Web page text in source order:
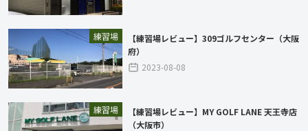
練習場
【練習場レビュー】309ゴルフセンター（大阪
府）
2023-08-08
練習場
【練習場レビュー】MY GOLF LANE 天王寺店
（大阪市）